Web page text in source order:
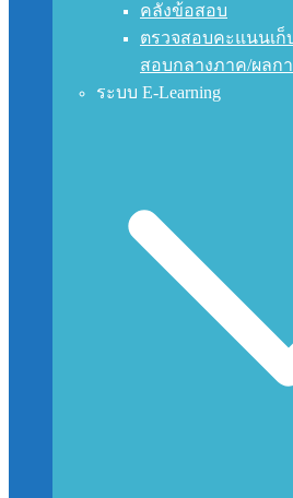
คลังข้อสอบ
ตรวจสอบคะแนนเ
สอบกลางภาค/ผลก
ระบบ E-Learning